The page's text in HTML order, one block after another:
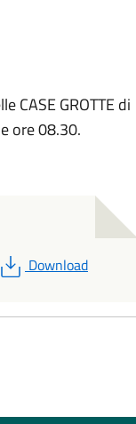
CASE GROTTE di
ore 08.30.
PDF
Download